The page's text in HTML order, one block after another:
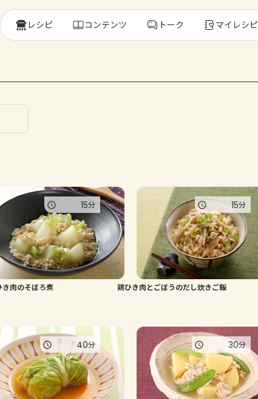
レシピ コンテンツ トーク マイレシピ
き肉のそぼろ煮
15分
鶏ひき肉とごぼうのだし炊きご飯
15分
40分 30分